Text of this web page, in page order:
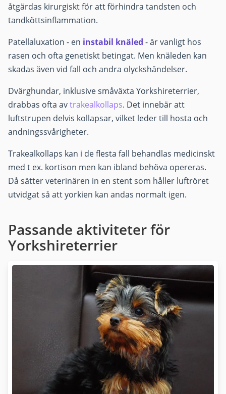
åtgärdas kirurgiskt för att förhindra tandsten och
tandköttsinflammation.
Patellaluxation - en instabil knäled - är vanligt hos
rasen och ofta genetiskt betingat. Men knäleden kan
skadas även vid fall och andra olyckshändelser.
Dvärghundar, inklusive småväxta Yorkshireterrier,
drabbas ofta avtrakealkollaps. Det innebär att
luftstrupen delvis kollapsar, vilket leder till hosta och
andningssvårigheter.
Trakealkollaps kan i de flesta fall behandlas medicinskt
med t ex. kortison men kan ibland behöva opereras.
Då sätter veterinären in en stent som håller luftröret
utvidgat så att yorkien kan andas normalt igen.
Passande aktiviteter för
Yorkshireterrier